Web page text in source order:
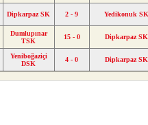
Dipkarpaz SK 2 - 9 Yedikonuk SK
Dumlupınar
TSK
15 - 0 Dipkarpaz SK
Yeniboğaziçi
DSK
4 - 0 Dipkarpaz SK